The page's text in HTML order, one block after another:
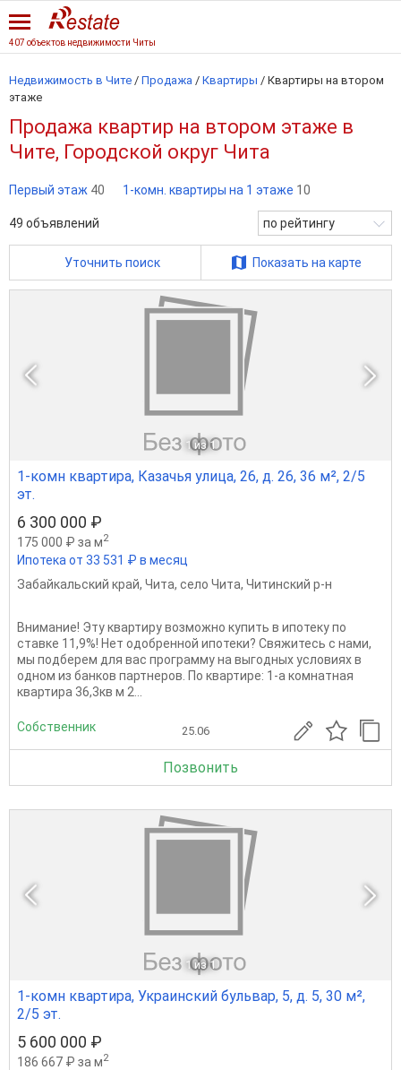
407 объектов недвижимости Читы
Недвижимость в Чите / Продажа / Квартиры / Квартиры на втором
этаже
Продажа квартир на втором этаже в
Чите, Городской округ Чита
Первый этаж 40 1-комн. квартиры на 1 этаже 10
49 объявлений по рейтингу
Уточнить поиск Показать на карте
1 из 1
1-комн квартира, Казачья улица, 26, д. 26, 36 м², 2/5
эт.
6 300 000 ₽
175 000 ₽ за м2
Ипотека от 33 531 ₽ в месяц
Забайкальский край, Чита, село Чита, Читинский р-н
Внимание! Эту квартиру возможно купить в ипотеку по
ставке 11,9%! Нет одобренной ипотеки? Свяжитесь с нами,
мы подберем для вас программу на выгодных условиях в
одном из банков партнеров. По квартире: 1-а комнатная
квартира 36,3кв м 2...
Собственник 25.06
Позвонить
1 из 1
1-комн квартира, Украинский бульвар, 5, д. 5, 30 м²,
2/5 эт.
5 600 000 ₽
186 667 ₽ за м2